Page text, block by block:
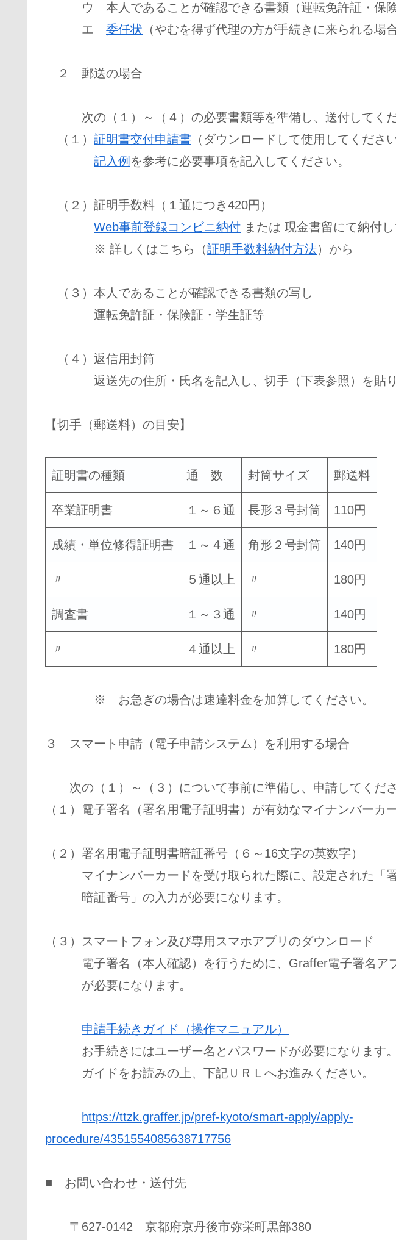
ウ 本人であることが確認できる書類（運転免許証・保険
エ 委任状 （やむを得ず代理の方が手続きに来られる場合
２ 郵送の場合
次の（１）～（４）の必要書類等を準備し、送付してくだ
（１） 証明書交付申請書 （ダウンロードして使用してください
記入例 を参考に必要事項を記入してください。
（２）証明手数料（１通につき420円）
Web事前登録コンビニ納付 または 現金書留にて納付し
※ 詳しくはこちら（証明手数料納付方法）から
（３）本人であることが確認できる書類の写し
運転免許証・保険証・学生証等
（４）返信用封筒
返送先の住所・氏名を記入し、切手（下表参照）を貼り
【切手（郵送料）の目安】
証明書の種類 通 数 封筒サイズ 郵送料
卒業証明書 １～６通 長形３号封筒 110円
成績・単位修得証明書 １～４通 角形２号封筒 140円
〃 ５通以上 〃 180円
調査書 １～３通 〃 140円
〃 ４通以上 〃 180円
※ お急ぎの場合は速達料金を加算してください。
３ スマート申請（電子申請システム）を利用する場合
次の（１）～（３）について事前に準備し、申請してくださ
（１）電子署名（署名用電子証明書）が有効なマイナンバーカ
（２）署名用電子証明書暗証番号（６～16文字の英数字）
マイナンバーカードを受け取られた際に、設定された「署
暗証番号」の入力が必要になります。
（３）スマートフォン及び専用スマホアプリのダウンロード
電子署名（本人確認）を行うために、Graffer電子署名ア
が必要になります。
申請手続きガイド（操作マニュアル）
お手続きにはユーザー名とパスワードが必要になります。
ガイドをお読みの上、下記ＵＲＬへお進みください。
https://ttzk.graffer.jp/pref-kyoto/smart-apply/apply-
procedure/4351554085638717756
■ お問い合わせ・送付先
〒627-0142 京都府京丹後市弥栄町黒部380